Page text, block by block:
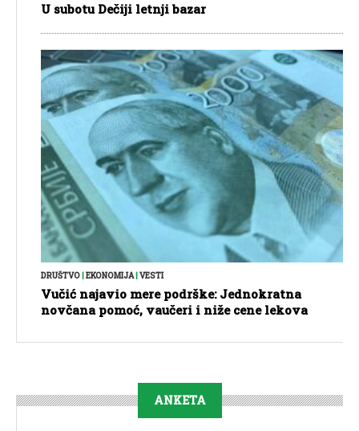
U subotu Dečiji letnji bazar
DRUŠTVO EKONOMIJA| VESTI
Vučić najavio mere podrške: Jednokratna
novčana pomoć, vaučeri i niže cene lekova
ANKETA